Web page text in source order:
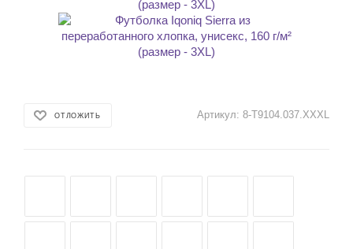
ОТЛОЖИТЬ Артикул: 8-T9104.037.XXXL